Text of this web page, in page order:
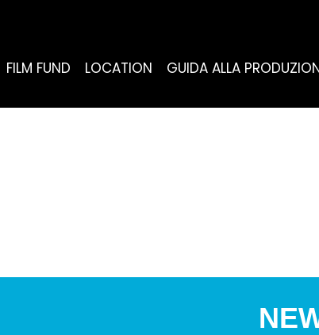
FILM FUND LOCATION GUIDA ALLA